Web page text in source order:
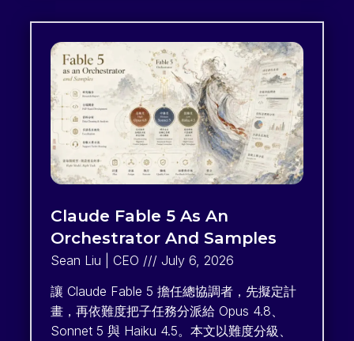
Claude Fable 5 As An
Orchestrator And Samples
Sean Liu | CEO
July 6, 2026
讓 Claude Fable 5 擔任總協調者，先擬定計
畫，再依難度把子任務分派給 Opus 4.8、
Sonnet 5 與 Haiku 4.5。本文以難度分級、